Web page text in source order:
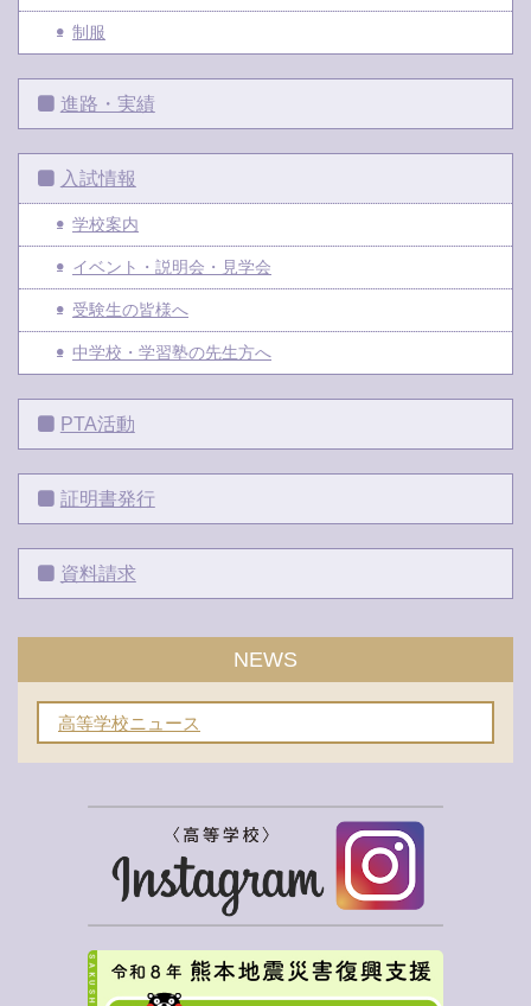
制服
進路・実績
入試情報
学校案内
イベント・説明会・見学会
受験生の皆様へ
中学校・学習塾の先生方へ
PTA活動
証明書発行
資料請求
NEWS
高等学校ニュース